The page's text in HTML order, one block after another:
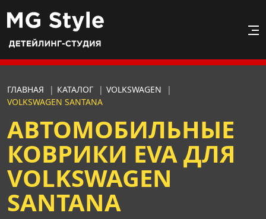
ГЛАВНАЯ | КАТАЛОГ | VOLKSWAGEN
|
VOLKSWAGEN SANTANA
АВТОМОБИЛЬНЫЕ
КОВРИКИ EVA ДЛЯ
VOLKSWAGEN
SANTANA